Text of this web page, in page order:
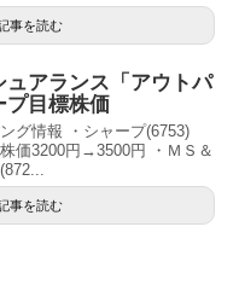
事を読む
ュアランス「アウトパ
プ目標株価
グ情報 ・シャープ(6753)
価3200円→3500円 ・ＭＳ＆
事を読む